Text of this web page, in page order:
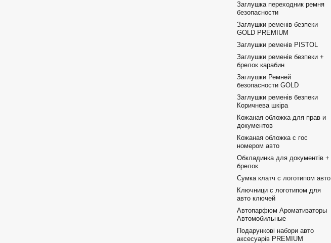
Заглушка переходник ремня
безопасности
Заглушки ременів безпеки
GOLD PREMIUM
Заглушки ременів PISTOL
Заглушки ременів безпеки +
брелок карабин
Заглушки Ремней
безопасности GOLD
Заглушки ременів безпеки
Коричнева шкіра
Кожаная обложка для прав и
документов
Кожаная обложка с гос
номером авто
Обкладинка для документів +
брелок
Сумка клатч с логотипом авто
Ключници с логотипом для
авто ключей
Автопарфюм Ароматизаторы
Автомобильные
Подарункові набори авто
аксесуарів PREMIUM